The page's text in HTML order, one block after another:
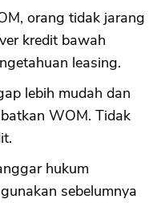
orang tidak jarang
kredit bawah
leasing.
lebih mudah dan
WOM. Tidak
hukum
sebelumnya